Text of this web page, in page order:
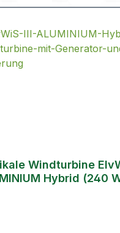
Windturbine
Hybrid (240